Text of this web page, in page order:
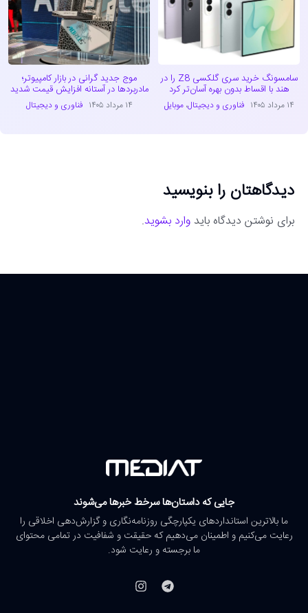
سامسونگ خرید سری گلکسی Z8 را در
هند با اقساط بدون بهره آسان‌تر کرد
۱۴ مرداد ۱۴۰۵ فناوری و دیجیتال،موبایل
موج جدید گرانی در بازار کامپیوتر؛
مادربردها در آستانه افزایش قیمت شدید
۱۴ مرداد ۱۴۰۵ فناوری و دیجیتال
دیدگاهتان را بنویسید
برای نوشتن دیدگاه باید وارد بشوید.
جایی که داستان‌ها سرخط خبرها می‌شوند
ما بالاترین استانداردهای یکپارچگی روزنامه‌نگاری و گزارش‌دهی اخلاقی را
رعایت می‌کنیم و اطمینان می‌دهیم که حقیقت و شفافیت در تمامی محتوای
ما برجسته و رعایت شود.